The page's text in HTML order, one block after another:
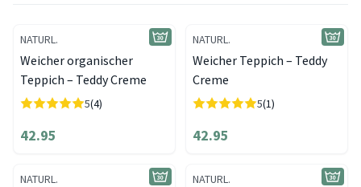
NATURL.
Weicher organischer
Teppich – Teddy Creme
5(4)
42.95
NATURL.
Weicher Teppich – Teddy
Creme
5(1)
42.95
NATURL. NATURL.